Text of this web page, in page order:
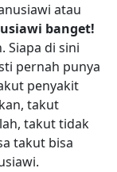
atau
banget!
Siapa di sini
pernah punya
penyakit
takut
takut tidak
takut bisa